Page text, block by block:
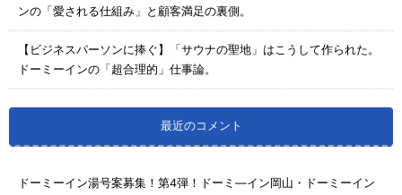
ンの「愛される仕組み」と顧客満足の裏側。
【ビジネスパーソンに捧ぐ】「サウナの聖地」はこうして作られた。
ドーミーインの「超合理的」仕事論。
最近のコメント
ドーミーイン湯号案募集！第4弾！ドーミ―イン岡山・ドーミーイン